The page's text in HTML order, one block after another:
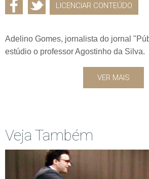
LICENCIAR CONTEÚDO
Adelino Gomes, jornalista do jornal
estúdio o professor Agostinho da Silva.
VER MAIS
Veja Também